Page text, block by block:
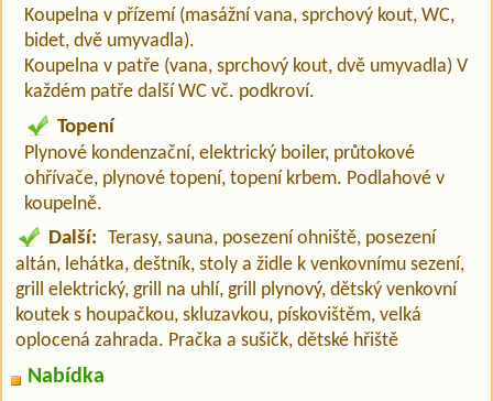
Koupelna v přízemí (masážní vana, sprchový kout, WC,
bidet, dvě umyvadla).
Koupelna v patře (vana, sprchový kout, dvě umyvadla) V
každém patře další WC vč. podkroví.
Topení
Plynové kondenzační, elektrický boiler, průtokové
ohřívače, plynové topení, topení krbem. Podlahové v
koupelně.
Další: Terasy, sauna, posezení ohniště, posezení
altán, lehátka, deštník, stoly a židle k venkovnímu sezení,
grill elektrický, grill na uhlí, grill plynový, dětský venkovní
koutek s houpačkou, skluzavkou, pískovištěm, velká
oplocená zahrada. Pračka a sušičk, dětské hřiště
Nabídka